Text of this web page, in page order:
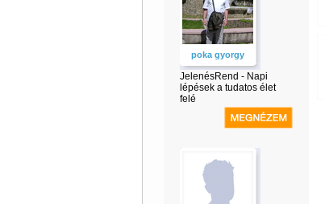
poka gyorgy
JelenésRend - Napi
lépések a tudatos élet
felé